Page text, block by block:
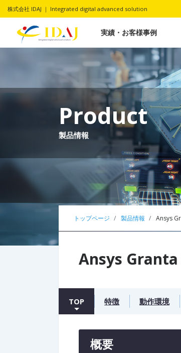
株式会社 IDAJ ｜ Integrated digital advanced solution
実績・お客様事例
Product
製品情報
トップページ 製品情報 Ansys
Ansys
TOP 特徴 動作環境
概要